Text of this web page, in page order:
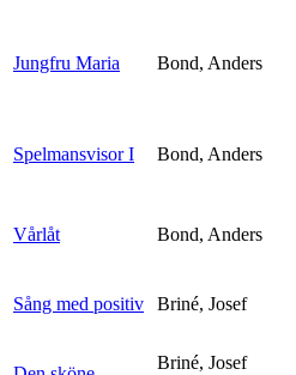
Jungfru Maria Bond, Anders
Spelmansvisor I Bond, Anders
Vårlåt Bond, Anders
Sång med positiv Briné, Josef
Briné, Josef